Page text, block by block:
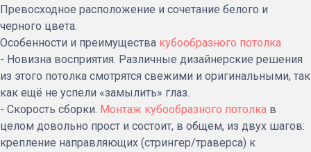
Превосходное расположение и сочетание белого и
черного цвета.
Особенности и преимущества кубообразного потолка
- Новизна восприятия. Различные дизайнерские решения
из этого потолка смотрятся свежими и оригинальными, так
как ещё не успели «замылить» глаз.
- Скорость сборки. Монтаж кубообразного потолка в
целом довольно прост и состоит, в общем, из двух шагов:
крепление направляющих (стрингер/траверса) к